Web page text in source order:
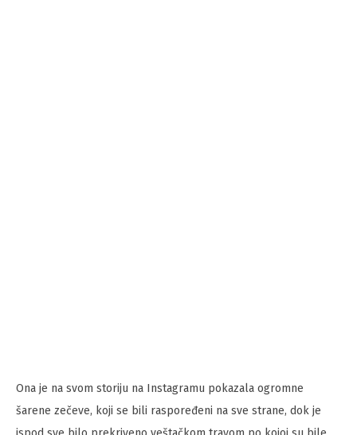
Ona je na svom storiju na Instagramu pokazala ogromne
šarene zečeve, koji se bili raspoređeni na sve strane, dok je